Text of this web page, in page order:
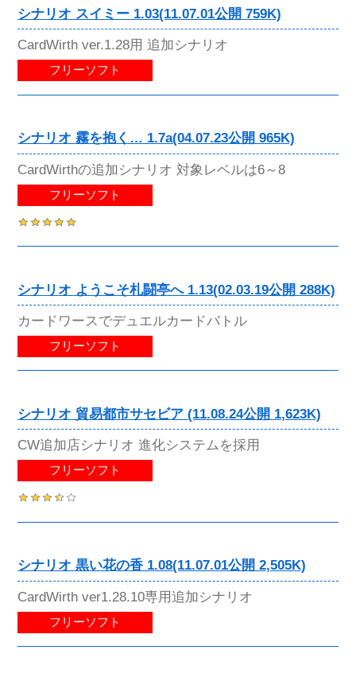
シナリオ スイミー 1.03(11.07.01公開 759K)
CardWirth ver.1.28用 追加シナリオ
フリーソフト
シナリオ 霧を抱く… 1.7a(04.07.23公開 965K)
CardWirthの追加シナリオ 対象レベルは6～8
フリーソフト
シナリオ ようこそ札闘亭へ 1.13(02.03.19公開 288K)
カードワースでデュエルカードバトル
フリーソフト
シナリオ 貿易都市サセビア (11.08.24公開 1,623K)
CW追加店シナリオ 進化システムを採用
フリーソフト
シナリオ 黒い花の香 1.08(11.07.01公開 2,505K)
CardWirth ver1.28.10専用追加シナリオ
フリーソフト